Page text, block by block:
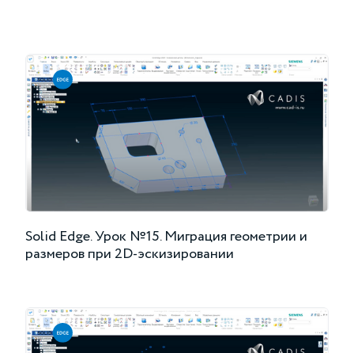
Solid Edge. Урок №15. Миграция геометрии и
размеров при 2D-эскизировании